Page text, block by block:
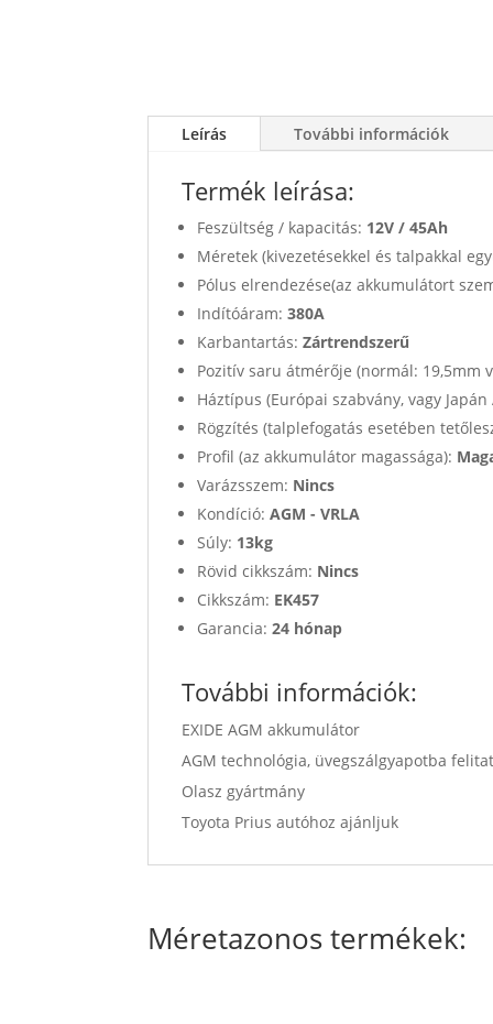
Leírás További információk
Termék leírása:
Feszültség / kapacitás: 12V /45Ah
Méretek (kivezetésekkel és talpakkal
Pólus elrendezése(az akkumulátort
Indítóáram:380A
Karbantartás:Zártrendszerű
Pozitív saru átmérője (normál: 19,5mm
Háztípus (Európai szabvány, vagy Japán
Rögzítés (talplefogatás esetében
Profil (az akkumulátor magassága):
Varázsszem: Nincs
Kondíció: AGM - VRLA
Súly: 13kg
Rövid cikkszám: Nincs
Cikkszám: EK457
Garancia: 24 hónap
További információk:
EXIDE AGM akkumulátor
AGM technológia, üvegszálgyapotba
Olasz gyártmány
Toyota Prius autóhoz ajánljuk
Méretazonos termékek: